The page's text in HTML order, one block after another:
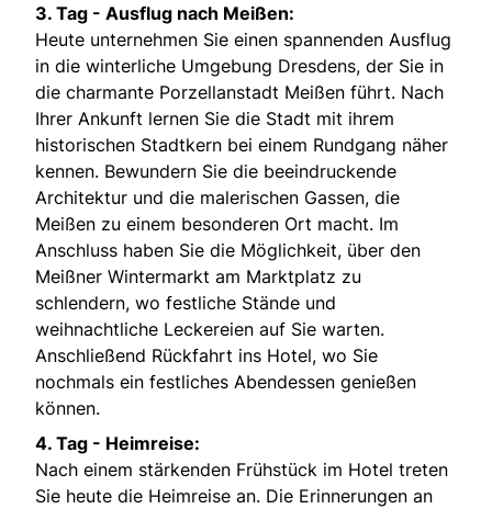
3. Tag - Ausflug nach Meißen:
Heute unternehmen Sie einen spannenden Ausflug
in die winterliche Umgebung Dresdens, der Sie in
die charmante Porzellanstadt Meißen führt. Nach
Ihrer Ankunft lernen Sie die Stadt mit ihrem
historischen Stadtkern bei einem Rundgang näher
kennen. Bewundern Sie die beeindruckende
Architektur und die malerischen Gassen, die
Meißen zu einem besonderen Ort macht. Im
Anschluss haben Sie die Möglichkeit, über den
Meißner Wintermarkt am Marktplatz zu
schlendern, wo festliche Stände und
weihnachtliche Leckereien auf Sie warten.
Anschließend Rückfahrt ins Hotel, wo Sie
nochmals ein festliches Abendessen genießen
können.
4. Tag - Heimreise:
Nach einem stärkenden Frühstück im Hotel treten
Sie heute die Heimreise an. Die Erinnerungen an